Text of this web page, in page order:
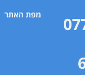
מפת האתר
-